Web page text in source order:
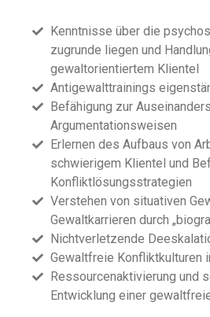
Kenntnisse über die
zugrunde liegen und
gewaltorientiertem Klientel
Antigewalttrainings
Befähigung zur
Argumentationsweisen
Erlernen des Aufbaus von
schwierigem Klientel und
Konfliktlösungsstrategien
Verstehen von situativen
Gewaltkarrieren durch
Nichtverletzende
Gewaltfreie Konfliktkulturen
Ressourcenaktivierung und
Entwicklung einer